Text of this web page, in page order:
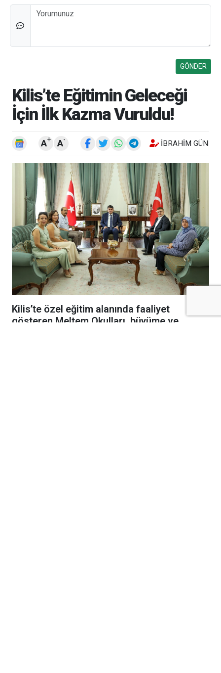
Düşünceleriniz
Kilis’te Eğitimin Geleceği
İçin İlk Kazma Vuruldu!
A+ A- İBRAHIM GÜNEŞ
Kilis’te özel eğitim alanında faaliyet
gösteren Meltem Okulları, büyüme ve